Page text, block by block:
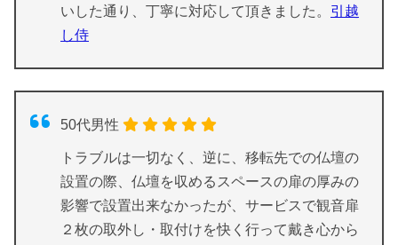
いした通り、丁寧に対応して頂きました。 引越
し侍
50代男性
トラブルは一切なく、逆に、移転先での仏壇の
設置の際、仏壇を収めるスペースの扉の厚みの
影響で設置出来なかったが、サービスで観音扉
２枚の取外し・取付けを快く行って戴き心から